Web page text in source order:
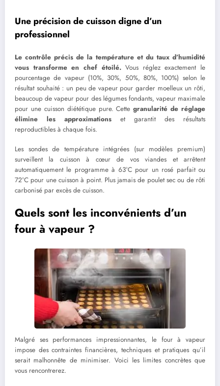
Une précision de cuisson digne d’un
professionnel
Le contrôle précis de la température et du taux d’humidité
vous transforme en chef étoilé.Vous réglez exactement le
pourcentage de vapeur (10%, 30%, 50%, 80%, 100%) selon le
résultat souhaité : un peu de vapeur pour garder moelleux un rôti,
beaucoup de vapeur pour des légumes fondants, vapeur maximale
pour une cuisson diététique pure. Cettegranularité de réglage
élimine les approximations et garantit des résultats
reproductibles à chaque fois.
Les sondes de température intégrées (sur modèles premium)
surveillent la cuisson à cœur de vos viandes et arrêtent
automatiquement le programme à 63°C pour un rosé parfait ou
72°C pour une cuisson à point. Plus jamais de poulet sec ou de rôti
carbonisé par excès de cuisson.
Quels sont les inconvénients d’un
four à vapeur ?
Malgré ses performances impressionnantes, le four à vapeur
impose des contraintes financières, techniques et pratiques qu’il
serait malhonnête de minimiser. Voici les limites concrètes que
vous rencontrerez.